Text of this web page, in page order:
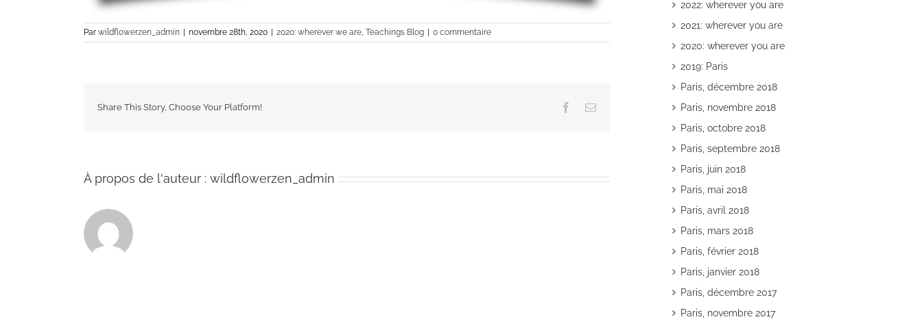
pour
augmenter
Par wildflowerzen_admin novembre 28th, 2020 2020: wherever we are, Teachings Blog 0 commentaire
Share This Story, Choose Your Platform! Facebook
Email
À propos de l'auteur : wildflowerzen_admin
2022: wherever you are
2021: wherever you are
2020: wherever you are
2019: Paris
Paris, décembre 2018
Paris, novembre 2018
Paris, octobre 2018
Paris, septembre 2018
Paris, juin 2018
Paris, mai 2018
Paris, avril 2018
Paris, mars 2018
Paris, février 2018
Paris, janvier 2018
Paris, décembre 2017
Paris, novembre 2017